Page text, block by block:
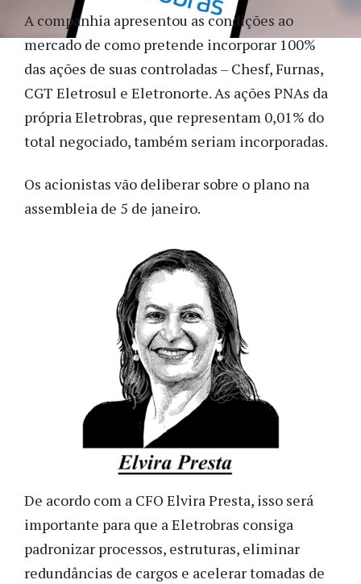
A companhia apresentou as condições ao
mercado de como pretende incorporar 100%
das ações de suas controladas – Chesf, Furnas,
CGT Eletrosul e Eletronorte. As ações PNAs da
própria Eletrobras, que representam 0,01% do
total negociado, também seriam incorporadas.
Os acionistas vão deliberar sobre o plano na
assembleia de 5 de janeiro.
De acordo com a CFO Elvira Presta, isso será
importante para que a Eletrobras consiga
padronizar processos, estruturas, eliminar
redundâncias de cargos e acelerar tomadas de